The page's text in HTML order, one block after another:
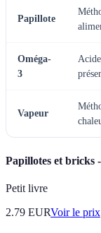
Papillote
Oméga-
3
Vapeur
Papillotes et bricks
Petit livre
2.79 EURVoir le prix